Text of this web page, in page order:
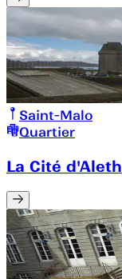
Saint-Malo
Quartier
La Cité d'Aleth